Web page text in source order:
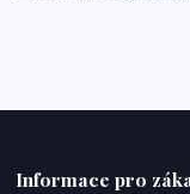
Informace pro